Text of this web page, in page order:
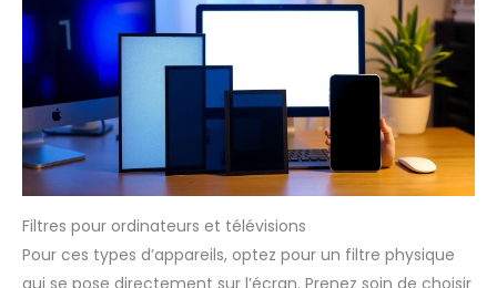
Filtres pour ordinateurs et télévisions
Pour ces types d’appareils, optez pour un filtre physique
qui se pose directement sur l’écran. Prenez soin de choisir